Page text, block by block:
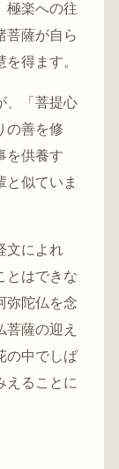
極楽への往
菩薩が自ら
得ます。
、「菩提心
の善を修
を供養す
と似ていま
文によれ
とはできな
弥陀仏を念
菩薩の迎え
の中でしば
えることに